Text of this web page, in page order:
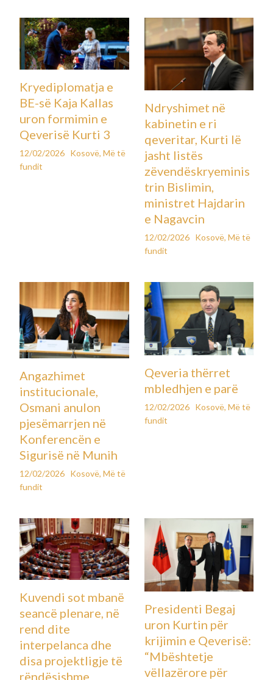
Kryediplomatja e
BE-së Kaja Kallas
uron formimin e
Qeverisë Kurti 3
12/02/2026 Kosovë,Më të
fundit
Ndryshimet në
kabinetin e ri
qeveritar, Kurti lë
jasht listës
zëvendëskryeminis
trin Bislimin,
ministret Hajdarin
e Nagavcin
12/02/2026 Kosovë, Më të
fundit
Angazhimet
institucionale,
Osmani anulon
pjesëmarrjen në
Konferencën e
Sigurisë në Munih
12/02/2026 Kosovë,Më të
fundit
Qeveria thërret
mbledhjen e parë
12/02/2026 Kosovë, Më të
fundit
Kuvendi sot mbanë
seancë plenare, në
rend dite
interpelanca dhe
disa projektligje të
rëndësishme
Presidenti Begaj
uron Kurtin për
krijimin e Qeverisë:
“Mbështetje
vëllazërore për